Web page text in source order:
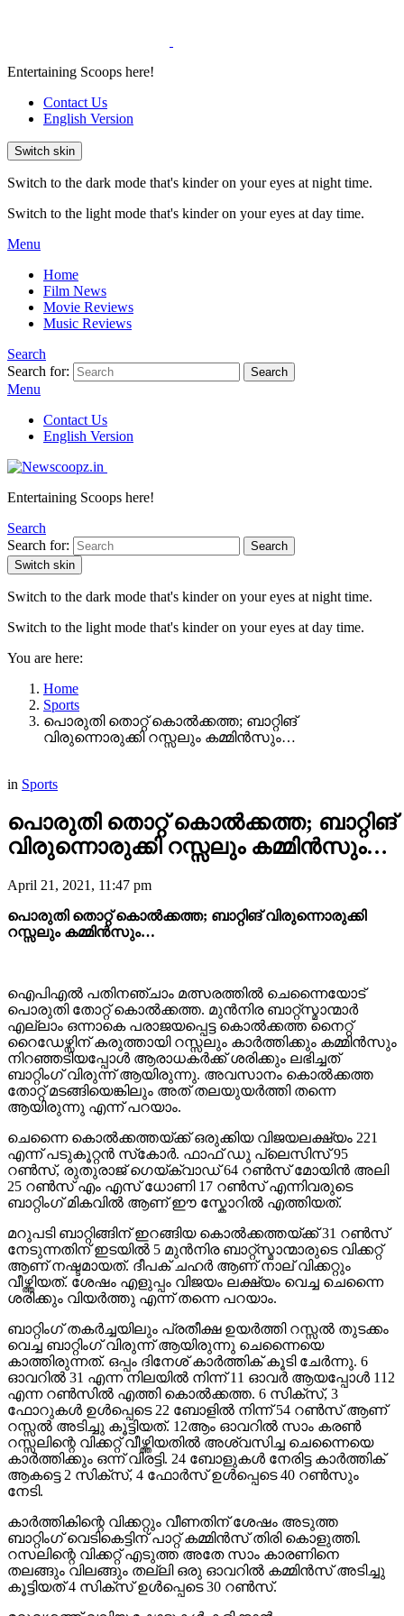
Entertaining Scoops here!
Contact Us
English Version
Switch skin
Switch to the dark mode that's kinder on your eyes at night time.
Switch to the light mode that's kinder on your eyes at day time.
Menu
Home
Film News
Movie Reviews
Music Reviews
Search
Search for:
Search
Menu
Contact Us
English Version
Entertaining Scoops here!
Search
Search for:
Search
Switch skin
Switch to the dark mode that's kinder on your eyes at night time.
Switch to the light mode that's kinder on your eyes at day time.
You are here:
Home
Sports
പൊരുതി തൊറ്റ് കൊൽക്കത്ത; ബാറ്റിങ്
വിരുന്നൊരുക്കി റസ്സലും കമ്മിൻസും…
in Sports
പൊരുതി തൊറ്റ് കൊൽക്കത്ത; ബാറ്റിങ്
വിരുന്നൊരുക്കി റസ്സലും കമ്മിൻസും…
April 21, 2021, 11:47 pm
പൊരുതി തൊറ്റ് കൊൽക്കത്ത; ബാറ്റിങ് വിരുന്നൊരുക്കി
റസ്സലും കമ്മിൻസും…
ഐപിഎൽ പതിനഞ്ചാം മത്സരത്തിൽ ചെന്നൈയോട്
പൊരുതി തോറ്റ് കൊൽക്കത്ത. മുൻനിര ബാറ്റ്സ്മാന്മാർ
എല്ലാം ഒന്നാകെ പരാജയപ്പെട്ട കൊൽക്കത്ത നൈറ്റ്
റൈഡേഴ്സിന് കരുത്തായി റസ്സലും കാർത്തിക്കും കമ്മിൻസും
നിറഞ്ഞടിയപ്പോൾ ആരാധകർക്ക് ശരിക്കും ലഭിച്ചത്
ബാറ്റിംഗ് വിരുന്ന് ആയിരുന്നു. അവസാനം കൊൽക്കത്ത
തോറ്റ് മടങ്ങിയെങ്കിലും അത് തലയുയർത്തി തന്നെ
ആയിരുന്നു എന്ന് പറയാം.
ചെന്നൈ കൊൽക്കത്തയ്ക്ക് ഒരുക്കിയ വിജയലക്ഷ്യം 221
എന്ന് പടുകൂറ്റൻ സ്‌കോർ. ഫാഫ് ഡു പ്ലെസിസ് 95
റണ്‍സ്, രുതുരാജ് ഗെയ്‌ക്വാഡ് 64 റൺസ് മോയിൻ അലി
25 റൺസ് എം എസ് ധോണി 17 റൺസ് എന്നിവരുടെ
ബാറ്റിംഗ് മികവിൽ ആണ് ഈ സ്കോറിൽ എത്തിയത്.
മറുപടി ബാറ്റിങ്ങിന് ഇറങ്ങിയ കൊൽക്കത്തയ്ക്ക് 31 റൺസ്
നേടുന്നതിന് ഇടയിൽ 5 മുൻനിര ബാറ്റ്സ്മാന്മാരുടെ വിക്കറ്റ്
ആണ് നഷ്ടമായത്. ദീപക് ചഹർ ആണ് നാല് വിക്കറ്റും
വീഴ്ത്തിയത്. ശേഷം എളുപ്പം വിജയം ലക്ഷ്യം വെച്ച ചെന്നൈ
ശരിക്കും വിയർത്തു എന്ന് തന്നെ പറയാം.
ബാറ്റിംഗ് തകർച്ചയിലും പ്രതീക്ഷ ഉയർത്തി റസ്സൽ തുടക്കം
വെച്ച ബാറ്റിംഗ് വിരുന്ന് ആയിരുന്നു ചെന്നൈയെ
കാത്തിരുന്നത്. ഒപ്പം ദിനേശ് കാർത്തിക് കൂടി ചേർന്നു. 6
ഓവറിൽ 31 എന്ന നിലയിൽ നിന്ന് 11 ഓവർ ആയപ്പോൾ 112
എന്ന റൺസിൽ എത്തി കൊൽക്കത്ത. 6 സിക്സ്, 3
ഫോറുകൾ ഉൾപ്പെടെ 22 ബോളിൽ നിന്ന് 54 റൺസ് ആണ്
റസ്സൽ അടിച്ചു കൂട്ടിയത്. 12ആം ഓവറിൽ സാം കരൺ
റസ്സലിന്റെ വിക്കറ്റ് വീഴ്ത്തിയതിൽ അശ്വസിച്ച ചെന്നൈയെ
കാർത്തിക്കും ഒന്ന് വിരട്ടി. 24 ബോളുകൾ നേരിട്ട കാർത്തിക്
ആകട്ടെ 2 സിക്സ്, 4 ഫോർസ് ഉൾപ്പെടെ 40 റൺസും
നേടി.
കാർത്തികിന്റെ വിക്കറ്റും വീണതിന് ശേഷം അടുത്ത
ബാറ്റിംഗ് വെടികെട്ടിന് പാറ്റ് കമ്മിൻസ് തിരി കൊളുത്തി.
റസലിന്റെ വിക്കറ്റ് എടുത്ത അതേ സാം കാരണിനെ
തലങ്ങും വിലങ്ങും തല്ലി ഒരു ഓവറിൽ കമ്മിൻസ് അടിച്ചു
കൂട്ടിയത് 4 സിക്സ് ഉൾപ്പെടെ 30 റൺസ്.